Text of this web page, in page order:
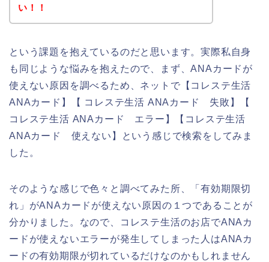
い！！
という課題を抱えているのだと思います。実際私自身
も同じような悩みを抱えたので、まず、ANAカードが
使えない原因を調べるため、ネットで【コレステ生活
ANAカード】【 コレステ生活 ANAカード 失敗】【
コレステ生活 ANAカード エラー】【コレステ生活
ANAカード 使えない】という感じで検索をしてみま
した。
そのような感じで色々と調べてみた所、「有効期限切
れ」がANAカードが使えない原因の１つであることが
分かりました。なので、コレステ生活のお店でANAカ
ードが使えないエラーが発生してしまった人はANAカ
ードの有効期限が切れているだけなのかもしれません